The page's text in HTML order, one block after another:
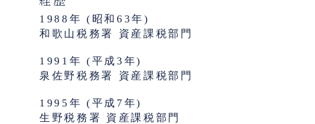
1988年 (昭和63年)
和歌山税務署 資産課税部門
1991年 (平成3年)
泉佐野税務署 資産課税部門
1995年 (平成7年)
生野税務署 資産課税部門